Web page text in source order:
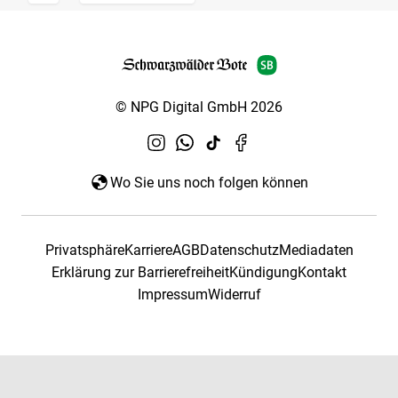
© NPG Digital GmbH 2026
Wo Sie uns noch folgen können
PrivatsphäreKarriereAGBDatenschutzMediadaten
Erklärung zur BarrierefreiheitKündigungKontakt
ImpressumWiderruf